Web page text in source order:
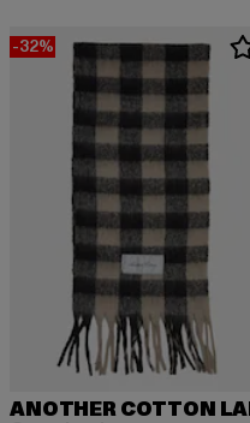
-32%
ANOTHER COTTON